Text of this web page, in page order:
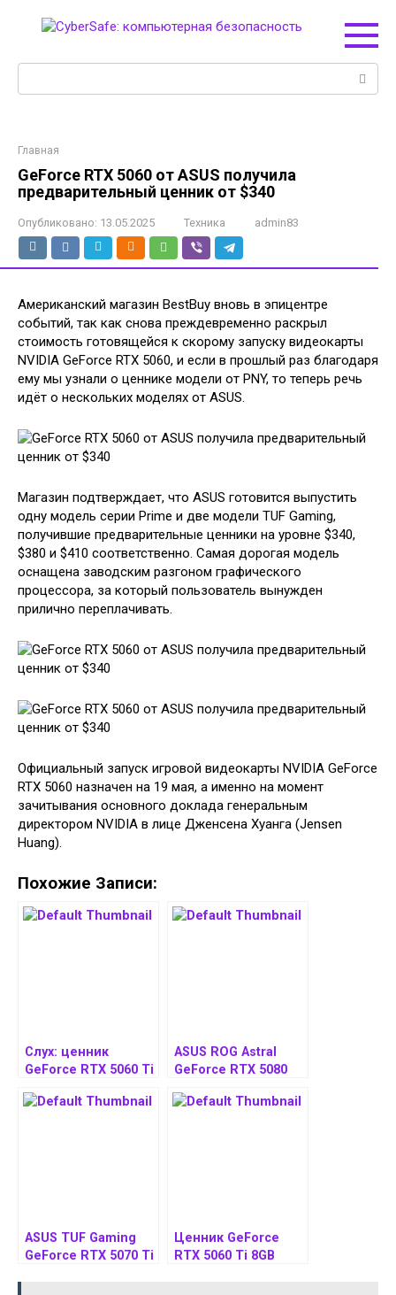
Главная
GeForce RTX 5060 от ASUS получила
предварительный ценник от $340
Опубликовано: 13.05.2025 Техника admin83
Американский магазин BestBuy вновь в эпицентре
событий, так как снова преждевременно раскрыл
стоимость готовящейся к скорому запуску видеокарты
NVIDIA GeForce RTX 5060, и если в прошлый раз благодаря
ему мы узнали о ценнике модели от PNY, то теперь речь
идёт о нескольких моделях от ASUS.
Магазин подтверждает, что ASUS готовится выпустить
одну модель серии Prime и две модели TUF Gaming,
получившие предварительные ценники на уровне $340,
$380 и $410 соответственно. Самая дорогая модель
оснащена заводским разгоном графического
процессора, за который пользователь вынужден
прилично переплачивать.
Официальный запуск игровой видеокарты NVIDIA GeForce
RTX 5060 назначен на 19 мая, а именно на момент
зачитывания основного доклада генеральным
директором NVIDIA в лице Дженсена Хуанга (Jensen
Huang).
Похожие Записи:
Слух: ценник
GeForce RTX 5060 Ti
у RTX 4060 Ti
ASUS ROG Astral
GeForce RTX 5080
повышением TDP
ASUS TUF Gaming
GeForce RTX 5070 Ti
Ценник GeForce
RTX 5060 Ti 8GB